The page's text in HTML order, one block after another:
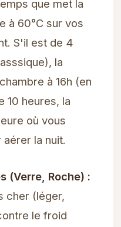
que met la
à 60°C sur vos
S'il est de 4
la
à 16h (en
10 heures, la
où vous
la nuit.
(Verre, Roche) :
cher (léger,
le froid